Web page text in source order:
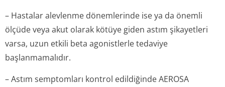
– Hastalar alevlenme dönemlerinde ise ya da önemli
ölçüde veya akut olarak kötüye giden astım şikayetleri
varsa, uzun etkili beta agonistlerle tedaviye
başlanmamalıdır.
– Astım semptomları kontrol edildiğinde AEROSA